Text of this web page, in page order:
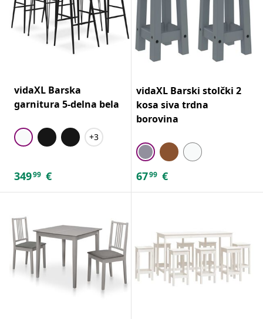
vidaXL Barska
garnitura 5-delna bela
+3
34999 €
vidaXL Barski stolčki 2
kosa siva trdna
borovina
6799 €